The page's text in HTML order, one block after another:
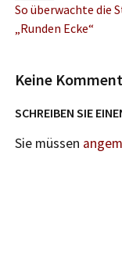
So überwachte die
„Runden Ecke“
Keine
SCHREIBEN SIE
Sie müssen